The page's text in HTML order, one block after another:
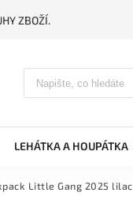
ZBOŽÍ.
LEHÁTKA A HOUPÁTKA
Little Gang 2025 lilac